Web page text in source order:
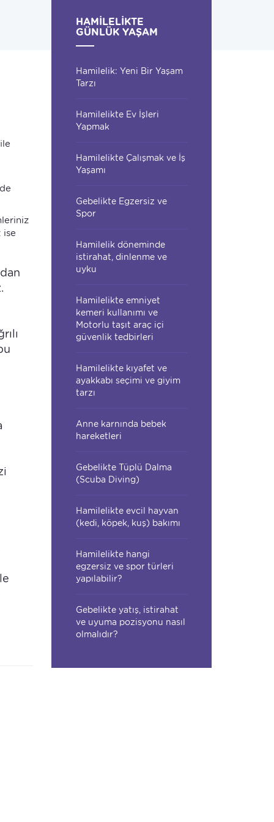
ise
HAMILELIKTE
GÜNLÜK YAŞAM
Hamilelik: Yeni Bir Yaşam
Tarzı
Hamilelikte Ev İşleri
Yapmak
Hamilelikte Çalışmak ve İş
Yaşamı
Gebelikte Egzersiz ve
Spor
Hamilelik döneminde
istirahat, dinlenme ve
uyku
Hamilelikte emniyet
kemeri kullanımı ve
Motorlu taşıt araç içi
güvenlik tedbirleri
Hamilelikte kıyafet ve
ayakkabı seçimi ve giyim
tarzı
Anne karnında bebek
hareketleri
Gebelikte Tüplü Dalma
(Scuba Diving)
Hamilelikte evcil hayvan
(kedi, köpek, kuş) bakımı
Hamilelikte hangi
egzersiz ve spor türleri
yapılabilir?
Gebelikte yatış, istirahat
ve uyuma pozisyonu nasıl
olmalıdır?